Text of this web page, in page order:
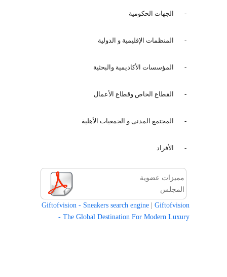
الجهات الحكومية
المنظمات الإقليمية و الدولية
المؤسسات الأكاديمية والبحثية
القطاع الخاص وقطاع الأعمال
المجتمع المدنى و الجمعيات الأهلية
الأفراد
مميزات عضوية
المجلس
Giftofvision - Sneakers search engine |Giftofvision
- The Global Destination For Modern Luxury